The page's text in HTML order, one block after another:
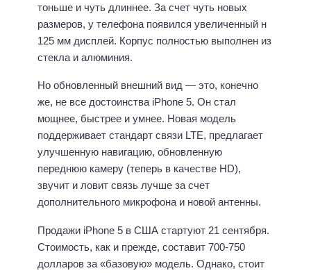
тоньше и чуть длиннее. За счет чуть новых
размеров, у телефона появился увеличенный н
125 мм дисплей. Корпус полностью выполнен из
стекла и алюминия.
Но обновленный внешний вид — это, конечно
же, не все достоинства iPhone 5. Он стал
мощнее, быстрее и умнее. Новая модель
поддерживает стандарт связи LTE, предлагает
улучшенную навигацию, обновленную
переднюю камеру (теперь в качестве HD),
звучит и ловит связь лучше за счет
дополнительного микрофона и новой антенны.
Продажи iPhone 5 в США стартуют 21 сентября.
Стоимость, как и прежде, составит 700-750
долларов за «базовую» модель. Однако, стоит